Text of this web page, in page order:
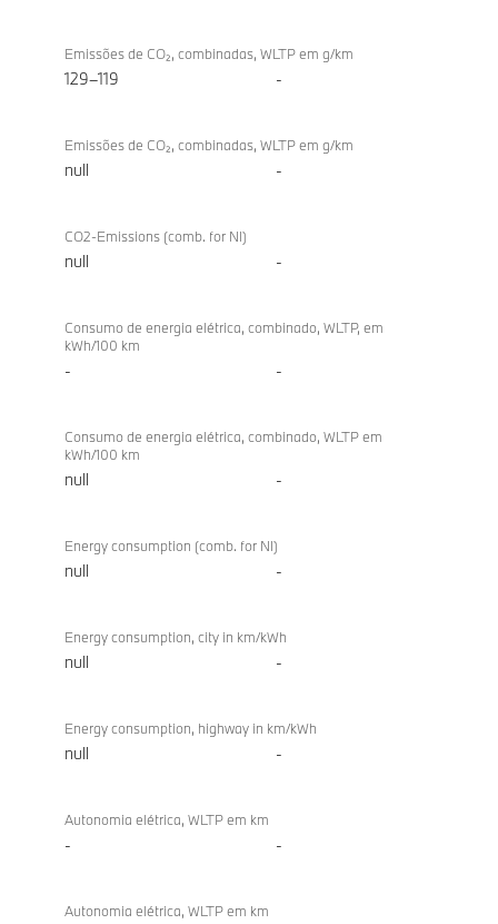
Emissões de CO₂, combinadas, WLTP em g/km
129–119 -
Emissões de CO₂, combinadas, WLTP em g/km
null -
CO2-Emissions (comb. for NI)
null -
Consumo de energia elétrica, combinado, WLTP, em
kWh/100 km
- -
Consumo de energia elétrica, combinado, WLTP em
kWh/100 km
null -
Energy consumption (comb. for NI)
null -
Energy consumption, city in km/kWh
null -
Energy consumption, highway in km/kWh
null -
Autonomia elétrica, WLTP em km
- -
Autonomia elétrica, WLTP em km